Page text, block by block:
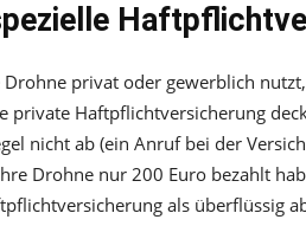
privat oder gewerblich
private Haftpflichtversicherung
nicht ab (ein Anruf bei der
Drohne nur 200 Euro bezahlt
als überflüssig